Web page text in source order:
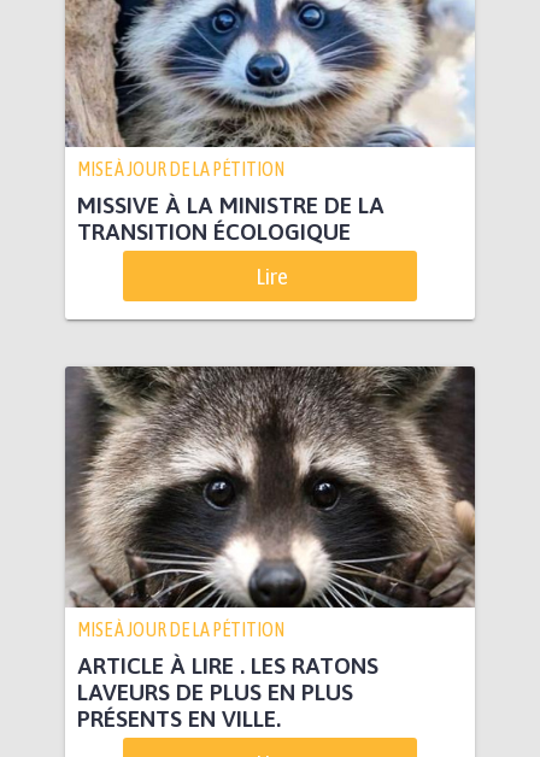
MISE À JOUR DE LA PÉTITION
MISSIVE À LA MINISTRE DE LA
TRANSITION ÉCOLOGIQUE
Lire
MISE À JOUR DE LA PÉTITION
ARTICLE À LIRE . LES RATONS
LAVEURS DE PLUS EN PLUS
PRÉSENTS EN VILLE.